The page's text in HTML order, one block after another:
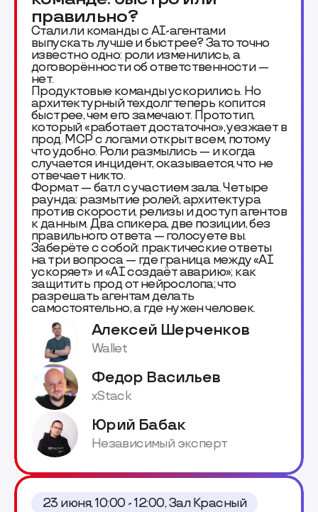
правильно?
Стали ли команды с AI-агентами
выпускать лучше и быстрее? Зато точно
известно одно: роли изменились, а
договорённости об ответственности —
нет.
Продуктовые команды ускорились. Но
архитектурный техдолг теперь копится
быстрее, чем его замечают. Прототип,
который «работает достаточно», уезжает в
прод. MCP с логами открыт всем, потому
что удобно. Роли размылись — и когда
случается инцидент, оказывается, что не
отвечает никто.
Формат — батл с участием зала. Четыре
раунда: размытие ролей, архитектура
против скорости, релизы и доступ агентов
к данным. Два спикера, две позиции, без
правильного ответа — голосуете вы.
Заберёте с собой: практические ответы
на три вопроса — где граница между «AI
ускоряет» и «AI создаёт аварию»; как
защитить прод от нейрослопа; что
разрешать агентам делать
самостоятельно, а где нужен человек.
Алексей Шерченков
Wallet
Федор Васильев
xStack
Юрий Бабак
Независимый эксперт
23 июня, 10:00 - 12:00, Зал Красный